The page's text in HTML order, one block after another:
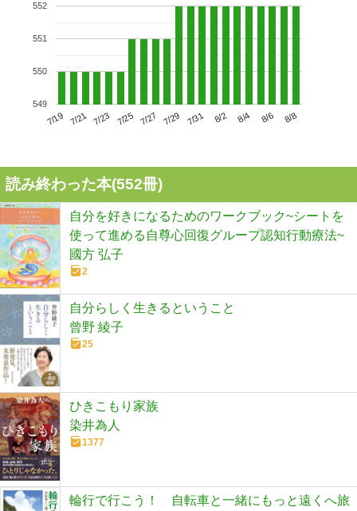
7/19 7/21 7/23 7/25 7/27 7/29 7/31 8/2 8/4 8/6 8/8
549
550
551
552
読み終わった本(552冊)
自分を好きになるためのワークブック~シートを
使って進める自尊心回復グループ認知行動療法~
國方 弘子
2
自分らしく生きるということ
曾野 綾子
25
ひきこもり家族
染井為人
1377
輪行で行こう！ 自転車と一緒にもっと遠くへ旅